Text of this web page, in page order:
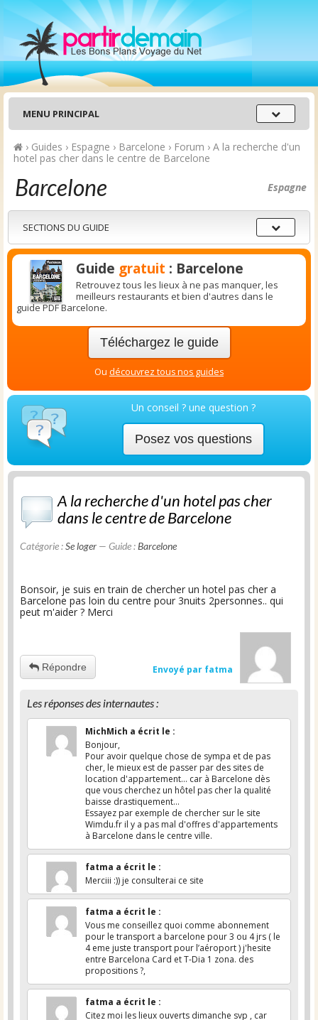
Menu
principal
MENU PRINCIPAL
› Guides › Espagne › Barcelone › Forum › A la recherche d'un
hotel pas cher dans le centre de Barcelone
Espagne
Barcelone
Sections
du
guide
SECTIONS DU GUIDE
Guide gratuit : Barcelone
Retrouvez tous les lieux à ne pas manquer, les
meilleurs restaurants et bien d'autres dans le
guide PDF Barcelone.
Téléchargez le guide
Ou découvrez tous nos guides
Un conseil ? une question ?
Posez vos questions
A la recherche d'un hotel pas cher
dans le centre de Barcelone
Catégorie :Se loger — Guide :Barcelone
Bonsoir, je suis en train de chercher un hotel pas cher a
Barcelone pas loin du centre pour 3nuits 2personnes.. qui
peut m'aider ? Merci
Envoyé par fatma
Répondre
Les réponses des internautes :
MichMich a écrit le :
Bonjour,
Pour avoir quelque chose de sympa et de pas
cher, le mieux est de passer par des sites de
location d'appartement... car à Barcelone dès
que vous cherchez un hôtel pas cher la qualité
baisse drastiquement...
Essayez par exemple de chercher sur le site
Wimdu.fr il y a pas mal d'offres d'appartements
à Barcelone dans le centre ville.
fatma a écrit le :
Merciii :)) je consulterai ce site
fatma a écrit le :
Vous me conseillez quoi comme abonnement
pour le transport a barcelone pour 3 ou 4 jrs ( le
4 eme juste transport pour l’aéroport ) j'hesite
entre Barcelona Card et T-Dia 1 zona. des
propositions ?,
fatma a écrit le :
Citez moi les lieux ouverts dimanche svp , car